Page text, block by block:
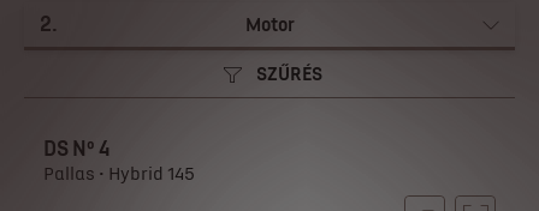
2. Motor
SZŰRÉS
DS Nº 4
Pallas • Hybrid 145